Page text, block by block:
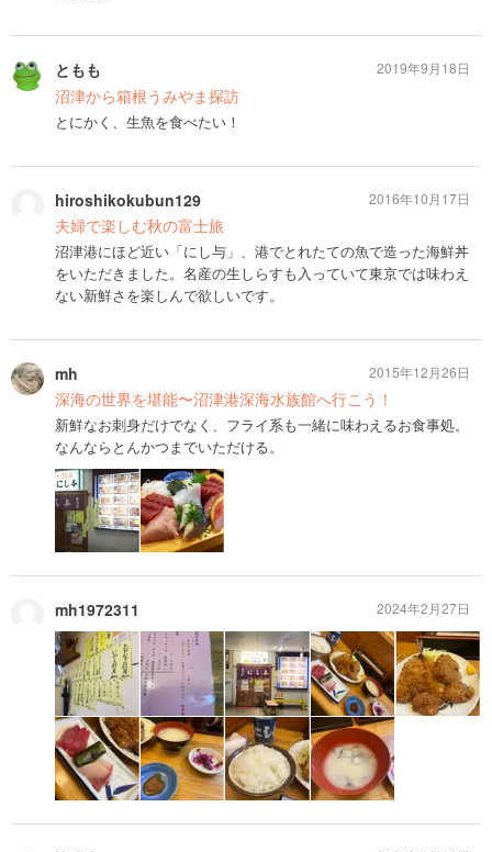
ともも
沼津から箱根うみやま探訪
とにかく、生魚を食べたい！
2019年9月18日
hiroshikokubun129
夫婦で楽しむ秋の富士旅
沼津港にほど近い「にし与」、港でとれたての魚で造った海鮮丼
をいただきました。名産の生しらすも入っていて東京では味わえ
ない新鮮さを楽しんで欲しいです。
2016年10月17日
mh
深海の世界を堪能〜沼津港深海水族館へ行こう！
新鮮なお刺身だけでなく、フライ系も一緒に味わえるお食事処。
なんならとんかつまでいただける。
2015年12月26日
mh1972311 2024年2月27日